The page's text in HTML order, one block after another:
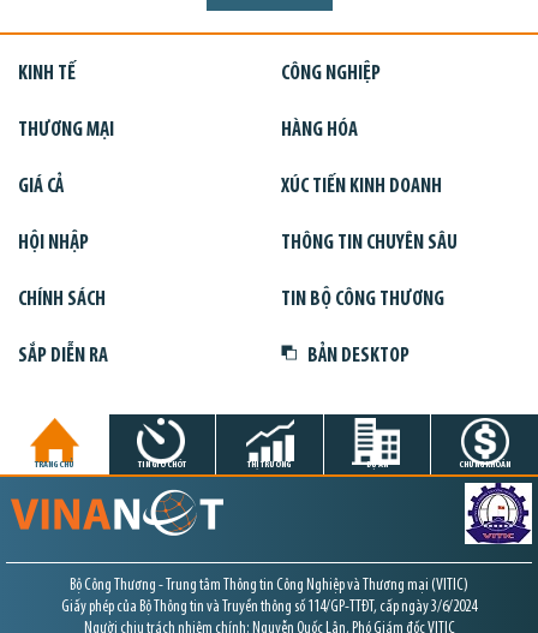
KINH TẾ CÔNG NGHIỆP
THƯƠNG MẠI HÀNG HÓA
GIÁ CẢ XÚC TIẾN KINH DOANH
HỘI NHẬP THÔNG TIN CHUYÊN SÂU
CHÍNH SÁCH TIN BỘ CÔNG THƯƠNG
SẮP DIỄN RA BẢN DESKTOP
TRANG CHỦ TIN GIỜ CHÓT THỊ TRƯỜNG DỰ ÁN CHỨNG KHOÁN
Bộ Công Thương - Trung tâm Thông tin Công Nghiệp và Thương mại (VITIC)
Giấy phép của Bộ Thông tin và Truyền thông số 114/GP-TTĐT, cấp ngày 3/6/2024
Người chịu trách nhiệm chính: Nguyễn Quốc Lân, Phó Giám đốc VITIC